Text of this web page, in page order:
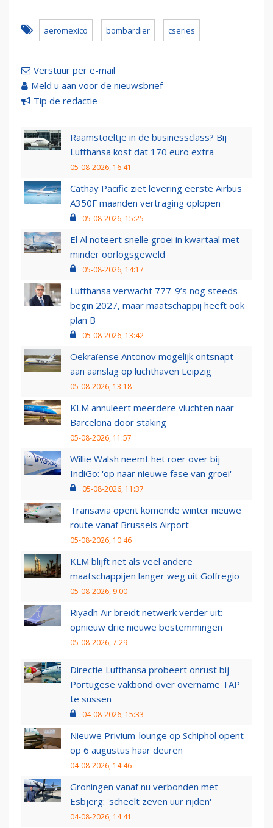
aeromexico bombardier cseries
Verstuur per e-mail
Meld u aan voor de nieuwsbrief
Tip de redactie
Raamstoeltje in de businessclass? Bij
Lufthansa kost dat 170 euro extra
05-08-2026, 16:41
Cathay Pacific ziet levering eerste Airbus
A350F maanden vertraging oplopen
05-08-2026, 15:25
El Al noteert snelle groei in kwartaal met
minder oorlogsgeweld
05-08-2026, 14:17
Lufthansa verwacht 777-9’s nog steeds
begin 2027, maar maatschappij heeft ook
plan B
05-08-2026, 13:42
Oekraïense Antonov mogelijk ontsnapt
aan aanslag op luchthaven Leipzig
05-08-2026, 13:18
KLM annuleert meerdere vluchten naar
Barcelona door staking
05-08-2026, 11:57
Willie Walsh neemt het roer over bij
IndiGo: 'op naar nieuwe fase van groei'
05-08-2026, 11:37
Transavia opent komende winter nieuwe
route vanaf Brussels Airport
05-08-2026, 10:46
KLM blijft net als veel andere
maatschappijen langer weg uit Golfregio
05-08-2026, 9:00
Riyadh Air breidt netwerk verder uit:
opnieuw drie nieuwe bestemmingen
05-08-2026, 7:29
Directie Lufthansa probeert onrust bij
Portugese vakbond over overname TAP
te sussen
04-08-2026, 15:33
Nieuwe Privium-lounge op Schiphol opent
op 6 augustus haar deuren
04-08-2026, 14:46
Groningen vanaf nu verbonden met
Esbjerg: 'scheelt zeven uur rijden'
04-08-2026, 14:41